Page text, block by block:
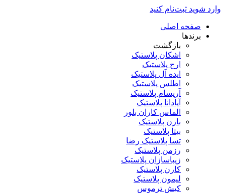
وارد شوید ثبت‌نام کنید
صفحه اصلی
برندها
بازگشت
اشکان پلاستیک
ارج پلاستیک
ایده آل پلاستیک
اطلس پلاستیک
آریسام پلاستیک
آپادانا پلاستیک
الماس کاران بلور
بازن پلاستیک
بیتا پلاستیک
تسا پلاستیک رضا
رزمن پلاستیک
زیباسازان پلاستیک
کارن پلاستیک
لیمون پلاستیک
کیش ترموس